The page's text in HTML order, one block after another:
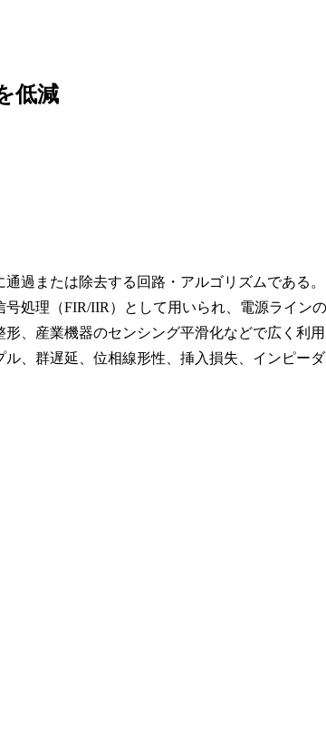
低減
過または除去する回路・アルゴリズムである。
処理（FIR/IIR）として用いられ、電源ラインの
、産業機器のセンシング平滑化などで広く利用
、群遅延、位相線形性、挿入損失、インピーダ